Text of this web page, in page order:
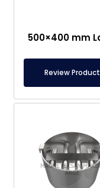
Review Product